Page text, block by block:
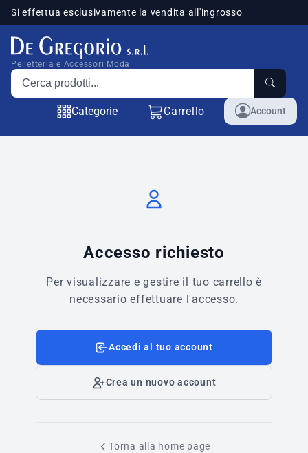
Si effettua esclusivamente la vendita all'ingrosso
Pelletteria e Accessori Moda
Cerca prodotti
Categorie Carrello Account
Accesso richiesto
Per visualizzare e gestire il tuo carrello è
necessario effettuare l'accesso.
Accedi al tuo account
Crea un nuovo account
Torna alla home page